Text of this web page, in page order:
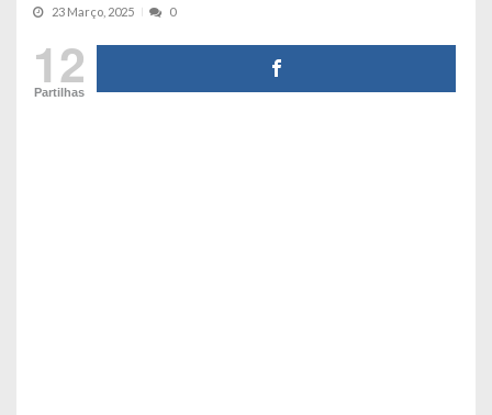
23 Março, 2025 0
12
Partilhas